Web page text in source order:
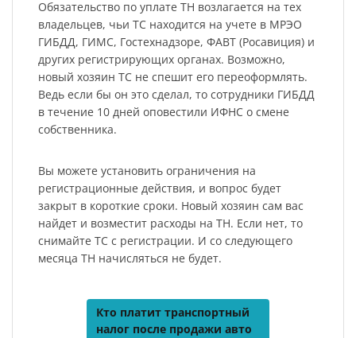
Обязательство по уплате ТН возлагается на тех
владельцев, чьи ТС находится на учете в МРЭО
ГИБДД, ГИМС, Гостехнадзоре, ФАВТ (Росавиция) и
других регистрирующих органах. Возможно,
новый хозяин ТС не спешит его переоформлять.
Ведь если бы он это сделал, то сотрудники ГИБДД
в течение 10 дней оповестили ИФНС о смене
собственника.
Вы можете установить ограничения на
регистрационные действия, и вопрос будет
закрыт в короткие сроки. Новый хозяин сам вас
найдет и возместит расходы на ТН. Если нет, то
снимайте ТС с регистрации. И со следующего
месяца ТН начисляться не будет.
Кто платит транспортный
налог после продажи авто